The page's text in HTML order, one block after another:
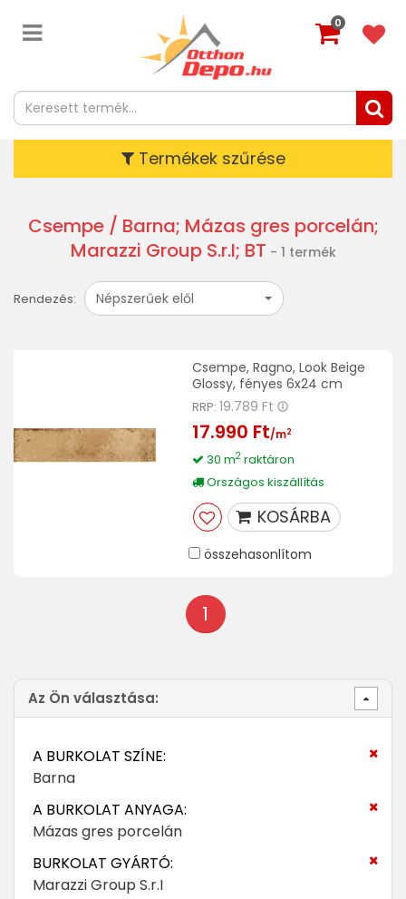
0
Termékek szűrése
Csempe/ Barna; Mázas gres porcelán;
Marazzi Group S.r.I; BT - 1 termék
Rendezés: Népszerűek elől
Csempe, Ragno, Look Beige
Glossy, fényes 6x24 cm
RRP: 19.789 Ft
17.990 Ft/m2
30 m2raktáron
Országos kiszállítás
KOSÁRBA
összehasonlítom
1
Az Ön választása:
A BURKOLAT SZÍNE:
Barna
A BURKOLAT ANYAGA:
Mázas gres porcelán
BURKOLAT GYÁRTÓ:
Marazzi Group S.r.I